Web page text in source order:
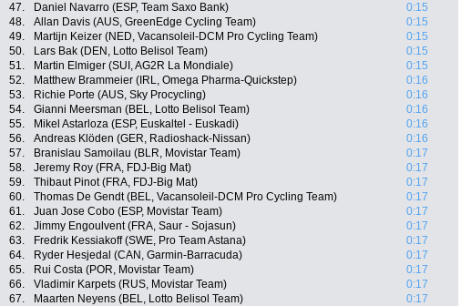
47.
Daniel Navarro (ESP, Team Saxo Bank)
0:15
48.
Allan Davis (AUS, GreenEdge Cycling Team)
0:15
49.
Martijn Keizer (NED, Vacansoleil-DCM Pro Cycling Team)
0:15
50.
Lars Bak (DEN, Lotto Belisol Team)
0:15
51.
Martin Elmiger (SUI, AG2R La Mondiale)
0:15
52.
Matthew Brammeier (IRL, Omega Pharma-Quickstep)
0:16
53.
Richie Porte (AUS, Sky Procycling)
0:16
54.
Gianni Meersman (BEL, Lotto Belisol Team)
0:16
55.
Mikel Astarloza (ESP, Euskaltel - Euskadi)
0:16
56.
Andreas Klöden (GER, Radioshack-Nissan)
0:16
57.
Branislau Samoilau (BLR, Movistar Team)
0:17
58.
Jeremy Roy (FRA, FDJ-Big Mat)
0:17
59.
Thibaut Pinot (FRA, FDJ-Big Mat)
0:17
60.
Thomas De Gendt (BEL, Vacansoleil-DCM Pro Cycling Team)
0:17
61.
Juan Jose Cobo (ESP, Movistar Team)
0:17
62.
Jimmy Engoulvent (FRA, Saur - Sojasun)
0:17
63.
Fredrik Kessiakoff (SWE, Pro Team Astana)
0:17
64.
Ryder Hesjedal (CAN, Garmin-Barracuda)
0:17
65.
Rui Costa (POR, Movistar Team)
0:17
66.
Vladimir Karpets (RUS, Movistar Team)
0:17
67.
Maarten Neyens (BEL, Lotto Belisol Team)
0:17